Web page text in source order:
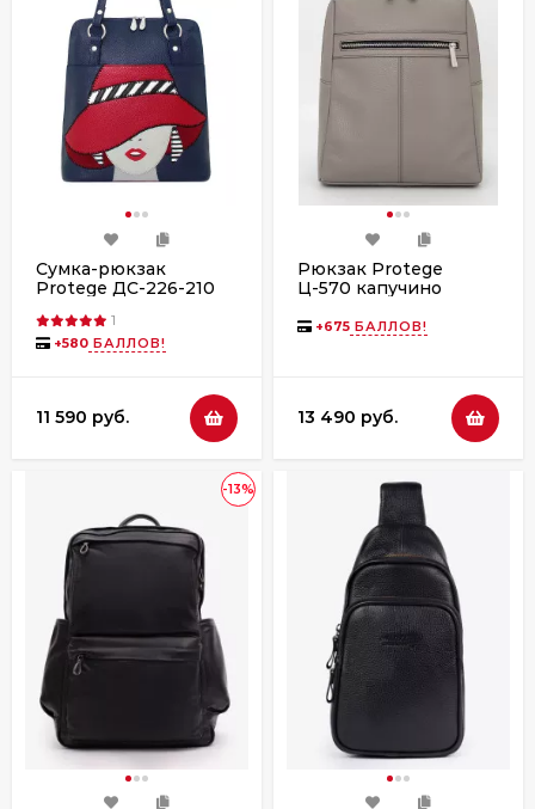
Сумка-рюкзак
Protege ДС-226-210
красный1
+580 БАЛЛОВ!
11 590 руб.
Рюкзак Protege
Ц-570 капучино
+675 БАЛЛОВ!
13 490 руб.
-13%